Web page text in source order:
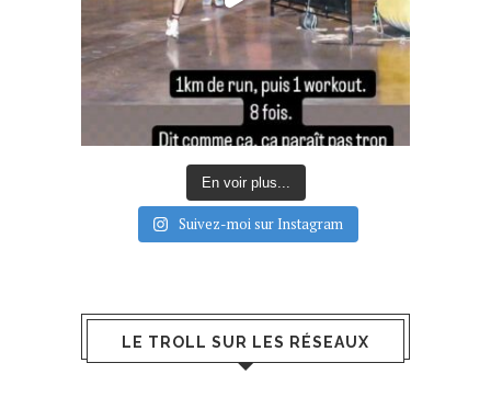
En voir plus...
Suivez-moi sur Instagram
LE TROLL SUR LES RÉSEAUX